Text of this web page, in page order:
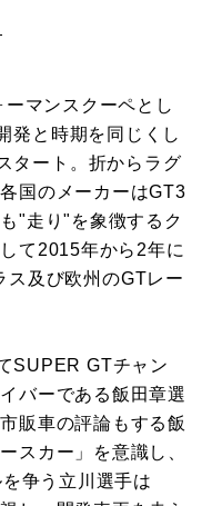
マンスクーペとし
発と時期を同じくし
タート。折からラグ
国のメーカーはGT3
"走り"を象徴するク
て2015年から2年に
及び欧州のGTレー
SUPER GTチャン
バーである飯田章選
販車の評論もする飯
スカー」を意識し、
争う立川選手は